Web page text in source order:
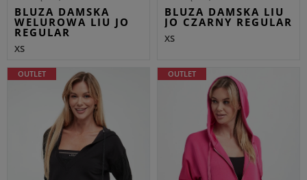
BLUZA DAMSKA
WELUROWA LIU JO
REGULAR
XS
BLUZA DAMSKA LIU
JO CZARNY REGULAR
XS
OUTLET OUTLET